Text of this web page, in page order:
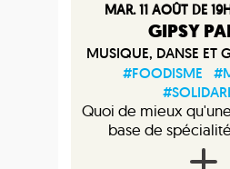
MAR. 11 AOÛT DE
GIPSY
MUSIQUE, DANSE ET
#FOODISME
Quoi de mieux
base de